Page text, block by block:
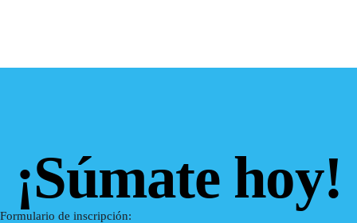
¡Súmate hoy!
Formulario de inscripción: